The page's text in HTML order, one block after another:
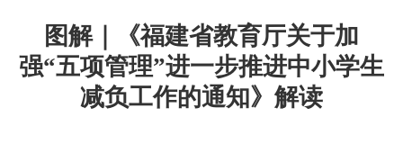
图解｜《福建省教育厅关于加
强“五项管理”进一步推进中小学生
减负工作的通知》解读